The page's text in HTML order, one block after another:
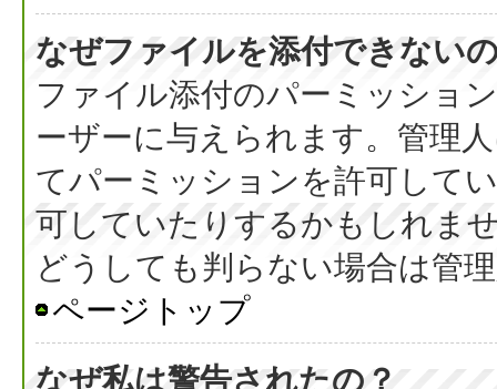
なぜファイルを添付できない
ファイル添付のパーミッショ
ーザーに与えられます。管理
てパーミッションを許可して
可していたりするかもしれま
どうしても判らない場合は管
ページトップ
なぜ私は警告されたの？